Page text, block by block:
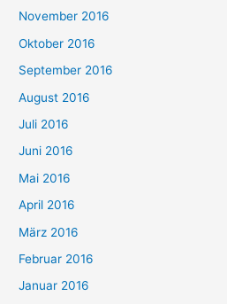
November 2016
Oktober 2016
September 2016
August 2016
Juli 2016
Juni 2016
Mai 2016
April 2016
März 2016
Februar 2016
Januar 2016